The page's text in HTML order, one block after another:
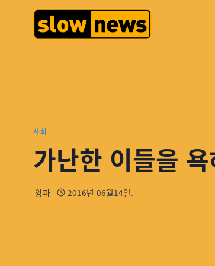
사회
가난한 이들을
양파 2016년 06월14일.